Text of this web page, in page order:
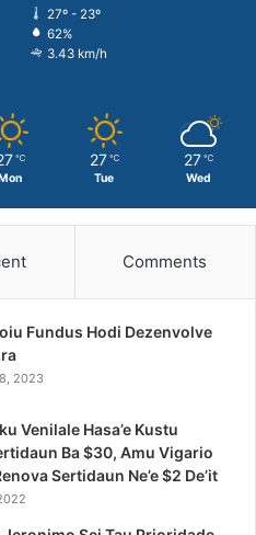
27º - 23º
62%
3.43 km/h
℃ 27 ℃
Tue
27 ℃
Wed
Comments
Fundus Hodi Dezenvolve
2023
Venilale Hasa’e Kustu
Ba $30, Amu Vigario
Sertidaun Ne’e $2 De’it